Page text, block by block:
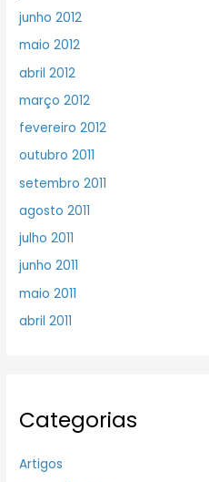
junho 2012
maio 2012
abril 2012
março 2012
fevereiro 2012
outubro 2011
setembro 2011
agosto 2011
julho 2011
junho 2011
maio 2011
abril 2011
Categorias
Artigos